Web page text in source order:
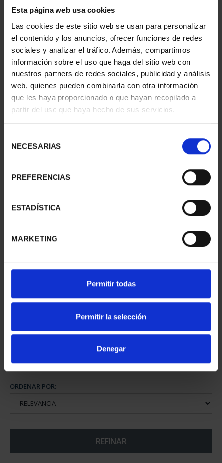
Esta página web usa cookies
Las cookies de este sitio web se usan para personalizar
el contenido y los anuncios, ofrecer funciones de redes
sociales y analizar el tráfico. Además, compartimos
información sobre el uso que haga del sitio web con
nuestros partners de redes sociales, publicidad y análisis
web, quienes pueden combinarla con otra información
que les haya proporcionado o que hayan recopilado a
partir del uso que haya hecho de sus servicios.
NECESARIAS
PREFERENCIAS
ESTADÍSTICA
MARKETING
Permitir todas
Permitir la selección
Denegar
ORDENAR POR:
REFINAR
1 Productos encontrados
CAPITALES ESPAÑOLAS
73,00 €
ORDENAR POR:
REFINAR